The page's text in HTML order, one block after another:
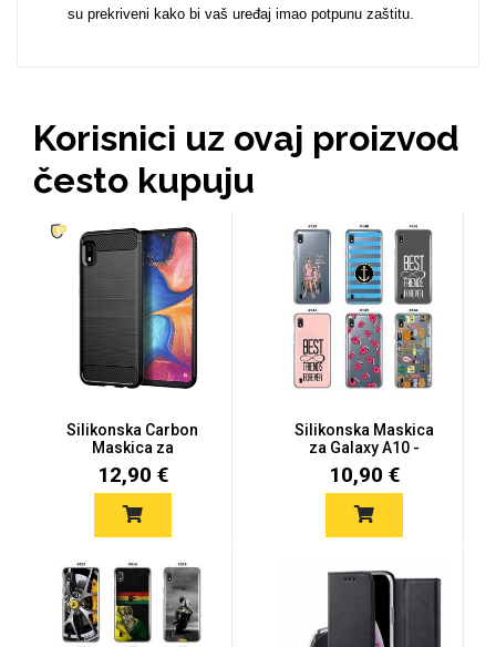
su prekriveni kako bi vaš uređaj imao potpunu zaštitu.
Korisnici uz ovaj proizvod
često kupuju
Silikonska Carbon
Maskica za
Samsung Galaxy
A1...
12,90 €
Silikonska Maskica
za Galaxy A10 -
Šareni moti...
10,90 €
MarbleMania
Sportski motivi Obiteljski motivi